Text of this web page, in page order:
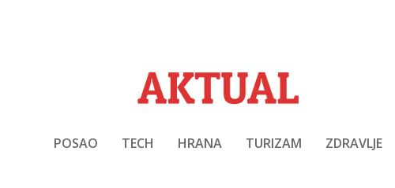
POSAO TECH HRANA TURIZAM ZDRAVLJE